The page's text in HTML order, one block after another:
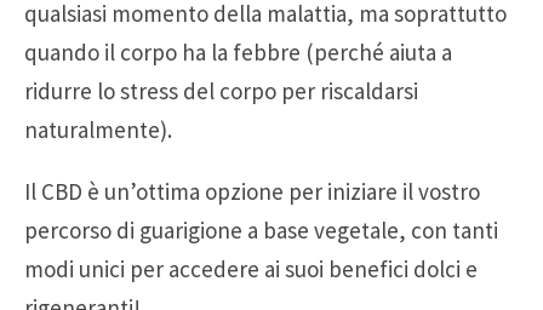
qualsiasi momento della malattia, ma soprattutto
quando il corpo ha la febbre (perché aiuta a
ridurre lo stress del corpo per riscaldarsi
naturalmente).
Il CBD è un’ottima opzione per iniziare il vostro
percorso di guarigione a base vegetale, con tanti
modi unici per accedere ai suoi benefici dolci e